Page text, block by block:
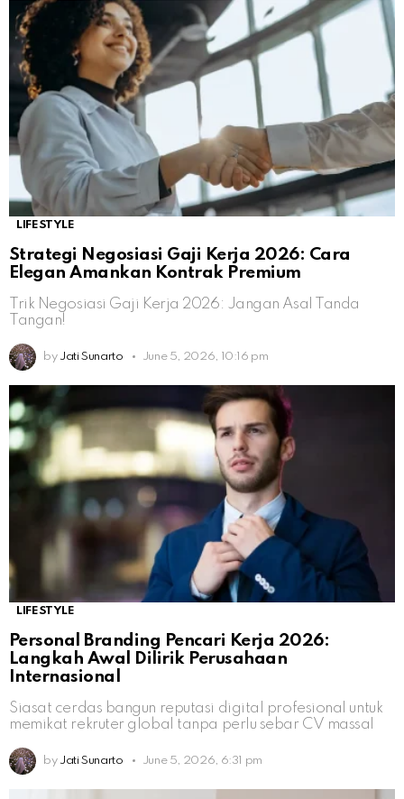
LIFESTYLE
Strategi Negosiasi Gaji Kerja 2026: Cara
Elegan Amankan Kontrak Premium
Trik Negosiasi Gaji Kerja 2026: Jangan Asal Tanda
Tangan!
by Jati Sunarto June 5, 2026, 10:16 pm
LIFESTYLE
Personal Branding Pencari Kerja 2026:
Langkah Awal Dilirik Perusahaan
Internasional
Siasat cerdas bangun reputasi digital profesional untuk
memikat rekruter global tanpa perlu sebar CV massal
by Jati Sunarto June 5, 2026, 6:31 pm